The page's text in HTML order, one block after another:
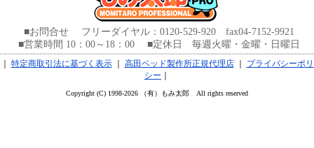
■お問合せ フリーダイヤル：0120-529-920 fax04-7152-9921
■営業時間 10：00～18：00 ■定休日 毎週火曜・金曜・日曜日
特定商取引法に基づく表示｜ 高田ベッド製作所正規代理店｜
プライバシーポリ
シー
Copyright (C) 1998-2026 （有）もみ太郎 All rights reserved